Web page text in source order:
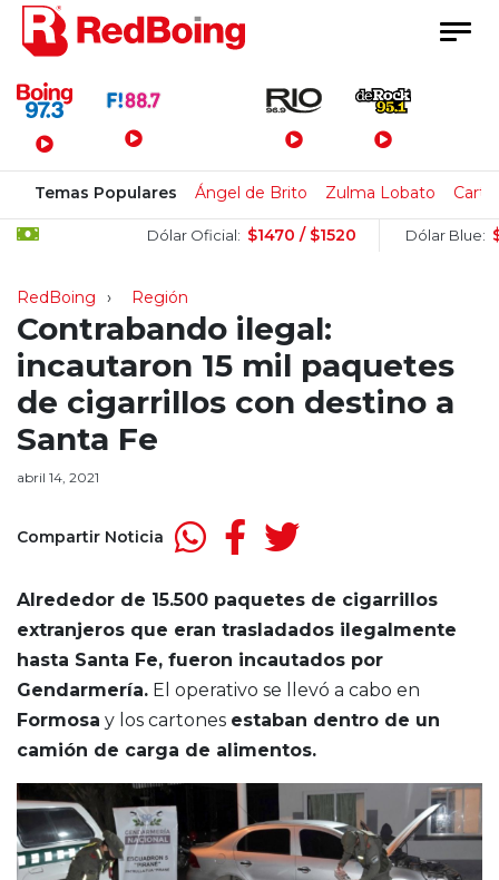
Menú Principal
Temas Populares Ángel de Brito Zulma Lobato
Dólar Oficial: $1470 / $1520 Dólar Blue:
RedBoing Región
Contrabando ilegal:
incautaron 15 mil paquetes
de cigarrillos con destino a
Santa Fe
abril 14, 2021
Compartir Noticia
Alrededor de 15.500 paquetes de cigarrillos
extranjeros que eran trasladados ilegalmente
hasta Santa Fe, fueron incautados por
Gendarmería. El operativo se llevó a cabo en
Formosa y los cartones estaban dentro de un
camión de carga de alimentos.